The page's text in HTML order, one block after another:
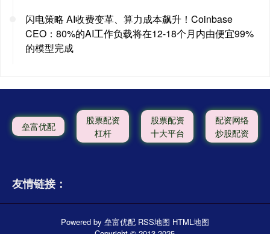
闪电策略 AI收费变革、算力成本飙升！Coinbase
CEO：80%的AI工作负载将在12-18个月内由便宜99%
的模型完成
垒富优配
股票配资
杠杆
股票配资
十大平台
配资网络
炒股配资
友情链接：
Powered by 垒富优配 RSS地图 HTML地图